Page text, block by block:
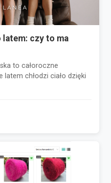
latem: czy to ma
to całoroczne
chłodzi ciało dzięki